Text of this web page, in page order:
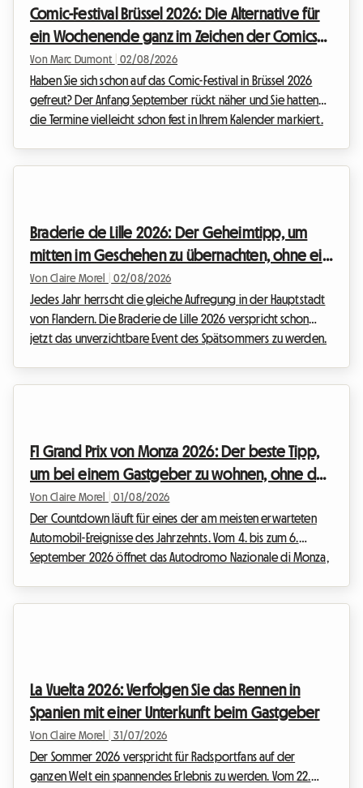
es ist, einen komfortablen Ausgangsp...
Comic-Festival Brüssel 2026: Die Alternative für
ein Wochenende ganz im Zeichen der Comics
und eine günstige Unterkunft bei Roomlala
Von Marc Dumont 02/08/2026
Haben Sie sich schon auf das Comic-Festival in Brüssel 2026
gefreut? Der Anfang September rückt näher und Sie hatten
die Termine vielleicht schon fest in Ihrem Kalender markiert.
Hauptstadt nur so vor permanenten Schätzen für Li...
Braderie de Lille 2026: Der Geheimtipp, um
mitten im Geschehen zu übernachten, ohne ein
Vermögen auszugeben
Von Claire Morel 02/08/2026
Jedes Jahr herrscht die gleiche Aufregung in der Hauptstadt
von Flandern. Die Braderie de Lille 2026 verspricht schon
jetzt das unverzichtbare Event des Spätsommers zu werden.
die Stadt. Eine Unterkunft zu finden,...
F1 Grand Prix von Monza 2026: Der beste Tipp,
um bei einem Gastgeber zu wohnen, ohne das
Budget zu sprengen
Von Claire Morel 01/08/2026
Der Countdown läuft für eines der am meisten erwarteten
Automobil-Ereignisse des Jahrzehnts. Vom 4. bis zum 6.
September 2026 öffnet das Autodromo Nazionale di Monza,
La Vuelta 2026: Verfolgen Sie das Rennen in
Spanien mit einer Unterkunft beim Gastgeber
Von Claire Morel 31/07/2026
Der Sommer 2026 verspricht für Radsportfans auf der
ganzen Welt ein spannendes Erlebnis zu werden. Vom 22.